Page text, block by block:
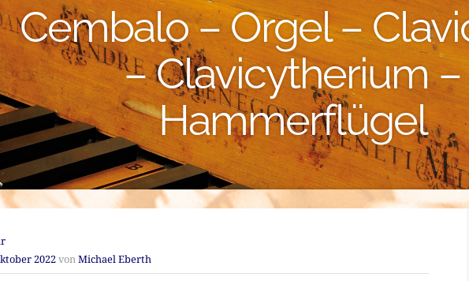
Cembalo – Orgel –
– Clavicytherium –
Hammerflügel
2022vonMichael Eberth